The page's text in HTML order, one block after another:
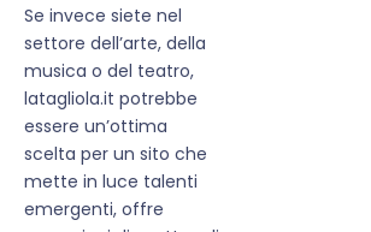
Se invece siete nel
settore dell’arte, della
musica o del teatro,
latagliola.it potrebbe
essere un’ottima
scelta per un sito che
mette in luce talenti
emergenti, offre